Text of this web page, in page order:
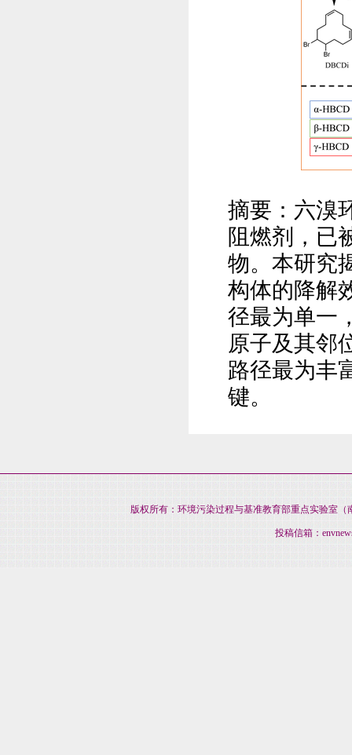
摘要：六溴
阻燃剂，已
物。本研究
构体的降解
径最为单一
原子及其邻
路径最为丰
键。
版权所有：环境污染过程与基准教育部重点实验室（
投稿信箱：